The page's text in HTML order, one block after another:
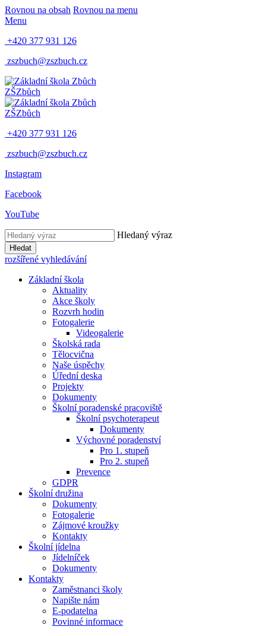
Rovnou na obsah Rovnou na menu
Menu
+420 377 931 126
zszbuch@zszbuch.cz
ZŠZbůch
ZŠZbůch
+420 377 931 126
zszbuch@zszbuch.cz
Instagram
Facebook
YouTube
Hledaný výraz
Hledat
rozšířené vyhledávání
Základní škola
Aktuality
Akce školy
Rozvrh hodin
Fotogalerie
Videogalerie
Školská rada
Tělocvična
Naše úspěchy
Úřední deska
Projekty
Dokumenty
Školní poradenské pracoviště
Školní psychoterapeut
Dokumenty
Výchovné poradenství
Pro 1. stupeň
Pro 2. stupeň
Prevence
GDPR
Školní družina
Dokumenty
Fotogalerie
Zájmové kroužky
Kontakty
Školní jídelna
Jídelníček
Dokumenty
Kontakty
Zaměstnanci školy
Napište nám
E-podatelna
Povinné informace